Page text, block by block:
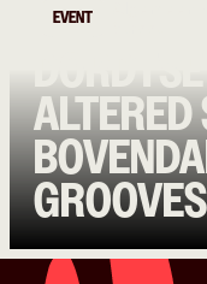
EVENT
ALTERED
GROOVES